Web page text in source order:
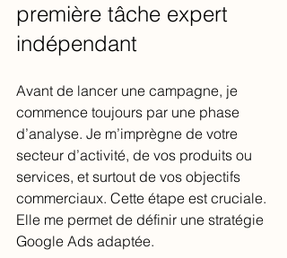
première tâche expert
indépendant
Avant de lancer une campagne, je
commence toujours par une phase
d’analyse. Je m’imprègne de votre
secteur d’activité, de vos produits ou
services, et surtout de vos objectifs
commerciaux. Cette étape est cruciale.
Elle me permet de définir une stratégie
Google Ads adaptée.